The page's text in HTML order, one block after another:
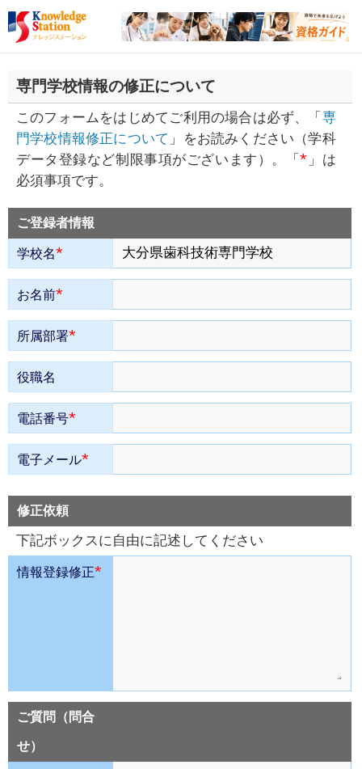
専門学校情報の修正について
このフォームをはじめてご利用の場合は必ず、「 専
門学校情報修正について 」をお読みください（学科
データ登録など制限事項がございます）。「* 」は
必須事項です。
ご登録者情報
学校名*
お名前*
所属部署*
役職名
電話番号*
電子メール*
修正依頼
下記ボックスに自由に記述してください
情報登録修正*
ご質問（問合
せ）